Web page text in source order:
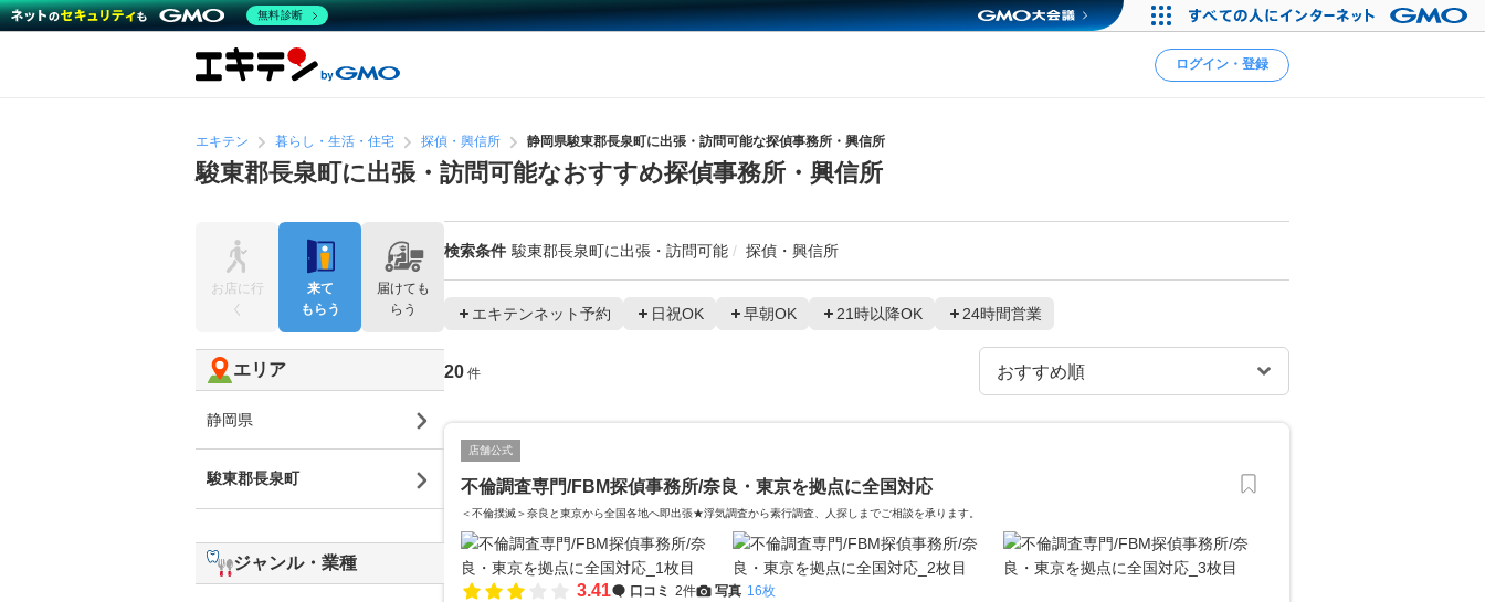
ログイン・登録
エキテン 暮らし・生活・住宅 探偵・興信所 静岡県駿東郡長泉町に出張・訪問可能な探偵事務所・興信所
駿東郡長泉町に出張・訪問可能なおすすめ探偵事務所・興信所
検索条件 駿東郡長泉町に出張・訪問可能 探偵・興信所
エキテンネット予約 日祝OK 早朝OK 21時以降OK 24時間営業
20 件
店舗公式
不倫調査専門/FBM探偵事務所/奈良・東京を拠点に全国対応
＜不倫撲滅＞奈良と東京から全国各地へ即出張★浮気調査から素行調査、人探しまでご相談を承ります。
3.41 口コミ 2件 写真 16枚
お店に行
く
来て
もらう
届けても
らう
エリア
静岡県
駿東郡長泉町
ジャンル・業種
無料診断